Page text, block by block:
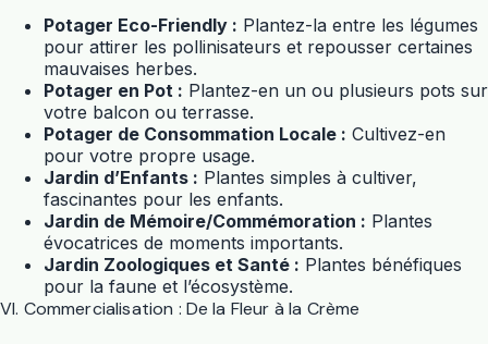
Potager Eco-Friendly : Plantez-la entre les légumes
pour attirer les pollinisateurs et repousser certaines
mauvaises herbes.
Potager en Pot : Plantez-en un ou plusieurs pots sur
votre balcon ou terrasse.
Potager de Consommation Locale : Cultivez-en
pour votre propre usage.
Jardin d’Enfants : Plantes simples à cultiver,
fascinantes pour les enfants.
Jardin de Mémoire/Commémoration : Plantes
évocatrices de moments importants.
Jardin Zoologiques et Santé : Plantes bénéfiques
pour la faune et l’écosystème.
VI. Commercialisation : De la Fleur à la Crème